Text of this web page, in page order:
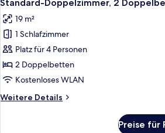
Fotos
für
Standard-
Doppelzimmer,
2 Doppelbetten
anzeigen
Standard-Doppelzimmer, 2
19 m²
1 Schlafzimmer
Platz für 4 Personen
2 Doppelbetten
Kostenloses WLAN
Weitere Details
Weitere
Preise für